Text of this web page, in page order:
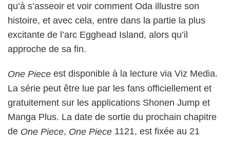
qu’à s’asseoir et voir comment Oda illustre son
histoire, et avec cela, entre dans la partie la plus
excitante de l’arc Egghead Island, alors qu’il
approche de sa fin.
One Piece est disponible à la lecture via Viz Media.
La série peut être lue par les fans officiellement et
gratuitement sur les applications Shonen Jump et
Manga Plus. La date de sortie du prochain chapitre
de One Piece, One Piece 1121, est fixée au 21